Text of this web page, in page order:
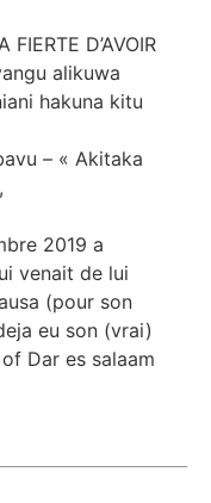
D’AVOIR
alikuwa
hakuna kitu
– « Akitaka
2019 a
venait de lui
(pour son
eu son (vrai)
Dar es salaam